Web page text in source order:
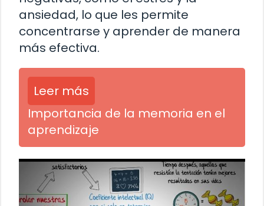
ansiedad, lo que les permite
concentrarse y aprender de manera
más efectiva.
Leer más
Importancia de la memoria en el
aprendizaje